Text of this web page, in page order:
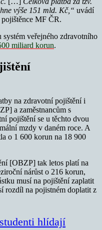
výše 151 mld. Kč,“ uvádí
MF ČR.
veřejného zdravotního
miliard korun.
na zdravotní pojištění i
a zaměstnancům s
pojištění se u těchto dvou
mzdy v daném roce. A
o 1 600 korun na 18 900
[OBZP] tak letos platí na
nárůst o 216 korun,
musí na pojištění zaplatit
rozdíl na pojistném doplatit z
hlídají